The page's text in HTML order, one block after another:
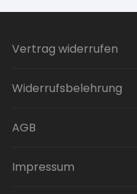
Vertrag widerrufen
Widerrufsbelehrung
AGB
Impressum